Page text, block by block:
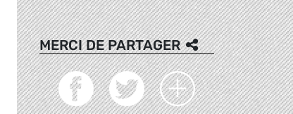
MERCI DE PARTAGER